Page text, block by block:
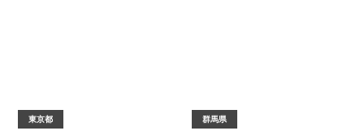
東京都 群馬県